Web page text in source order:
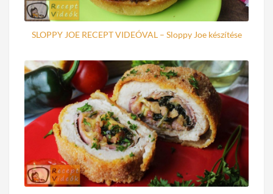
SLOPPY JOE RECEPT VIDEÓVAL – Sloppy Joe készítése